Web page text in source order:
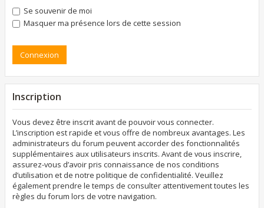
Se souvenir de moi
Masquer ma présence lors de cette session
Inscription
Vous devez être inscrit avant de pouvoir vous connecter.
L’inscription est rapide et vous offre de nombreux avantages. Les
administrateurs du forum peuvent accorder des fonctionnalités
supplémentaires aux utilisateurs inscrits. Avant de vous inscrire,
assurez-vous d’avoir pris connaissance de nos conditions
d’utilisation et de notre politique de confidentialité. Veuillez
également prendre le temps de consulter attentivement toutes les
règles du forum lors de votre navigation.